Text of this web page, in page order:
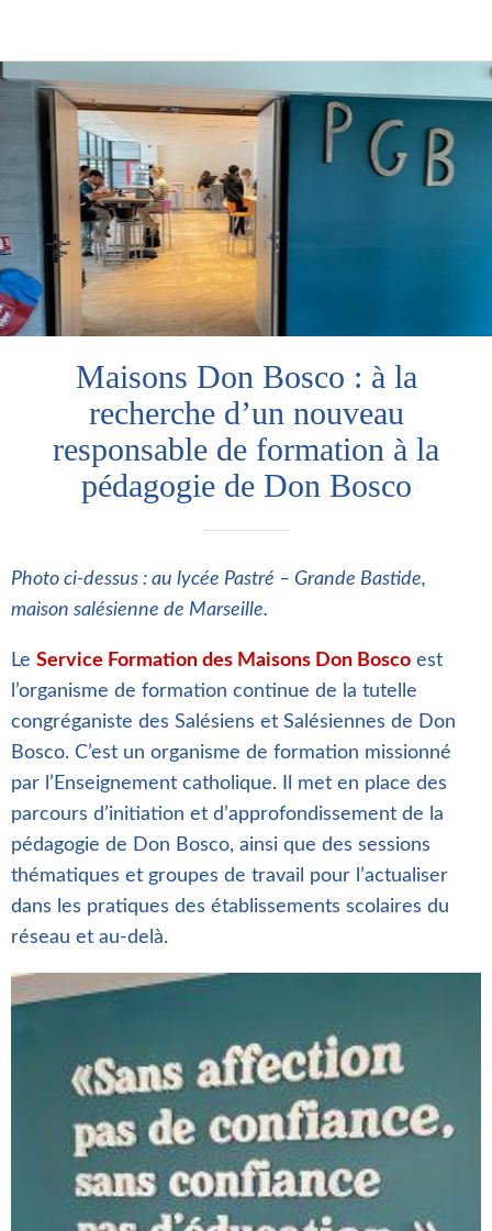
Maisons Don Bosco : à la
recherche d’un nouveau
responsable de formation à la
pédagogie de Don Bosco
Photo ci-dessus : au lycée Pastré – Grande Bastide,
maison salésienne de Marseille.
Le Service Formation des Maisons Don Bosco est
l’organisme de formation continue de la tutelle
congréganiste des Salésiens et Salésiennes de Don
Bosco. C’est un organisme de formation missionné
par l’Enseignement catholique. Il met en place des
parcours d’initiation et d’approfondissement de la
pédagogie de Don Bosco, ainsi que des sessions
thématiques et groupes de travail pour l’actualiser
dans les pratiques des établissements scolaires du
réseau et au-delà.